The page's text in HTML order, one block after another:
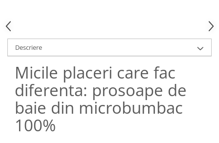
Descriere
Micile placeri care fac
diferenta: prosoape de
baie din microbumbac
100%